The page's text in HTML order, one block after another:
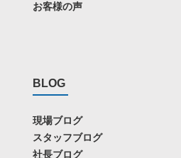
お客様の声
BLOG
現場ブログ
スタッフブログ
社長ブログ